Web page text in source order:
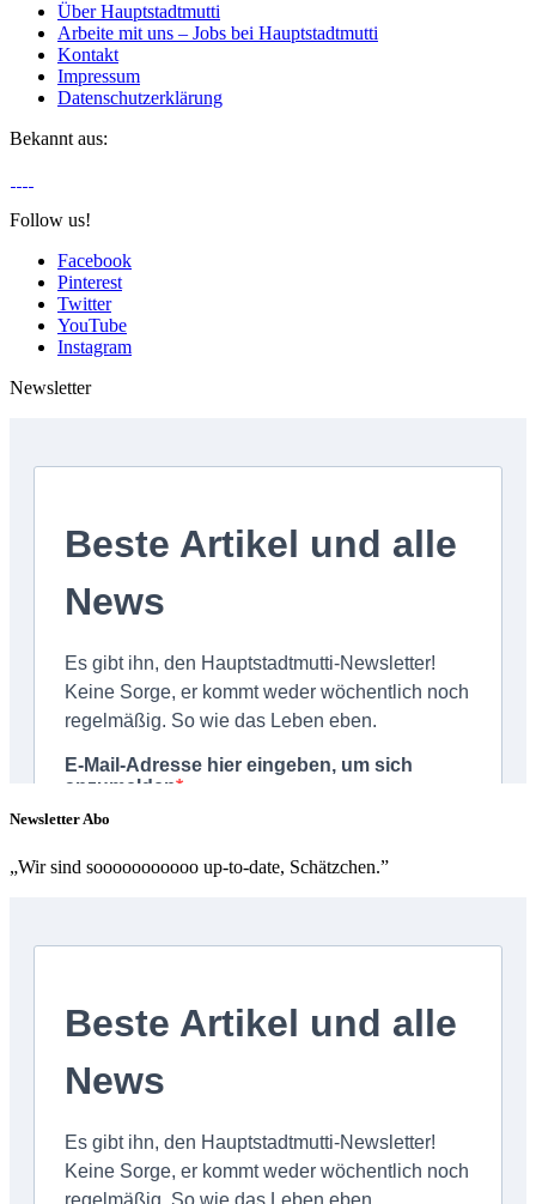
Über Hauptstadtmutti
Arbeite mit uns – Jobs bei Hauptstadtmutti
Kontakt
Impressum
Datenschutzerklärung
Bekannt aus:
Follow us!
Facebook
Pinterest
Twitter
YouTube
Instagram
Newsletter
Newsletter Abo
„Wir sind sooooooooooo up-to-date, Schätzchen.”